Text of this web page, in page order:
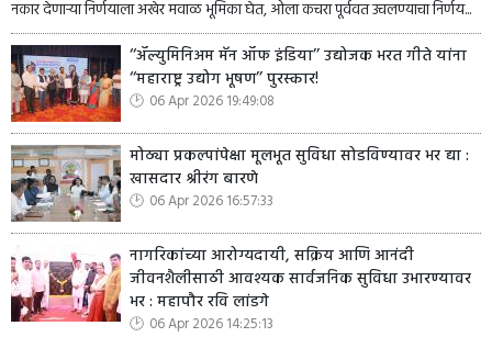
नकार देणाऱ्या निर्णयाला अखेर मवाळ भूमिका घेत, ओला कचरा पूर्ववत उचलण्याचा निर्णय...
‘‘ॲल्युमिनिअम मॅन ऑफ इंडिया’’ उद्योजक भरत गीते यांना
‘‘महाराष्ट्र उद्योग भूषण’’ पुरस्कार!
06 Apr 2026 19:49:08
मोठ्या प्रकल्पांपेक्षा मूलभूत सुविधा सोडविण्यावर भर द्या :
खासदार श्रीरंग बारणे
06 Apr 2026 16:57:33
नागरिकांच्या आरोग्यदायी, सक्रिय आणि आनंदी
जीवनशैलीसाठी आवश्यक सार्वजनिक सुविधा उभारण्यावर
भर : महापौर रवि लांडगे
06 Apr 2026 14:25:13